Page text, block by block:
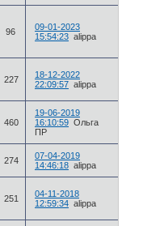
96
09-01-2023
15:54:23 alippa
227
18-12-2022
22:09:57 alippa
460
19-06-2019
16:10:59 Ольга
ПР
274
07-04-2019
14:46:18 alippa
251
04-11-2018
12:59:34 alippa